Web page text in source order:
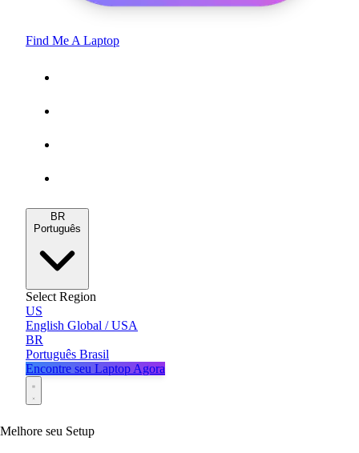
Find Me A Laptop
BR
Português
Select Region
US
English Global / USA
BR
Português Brasil
Encontre seu Laptop Agora
Melhore seu Setup